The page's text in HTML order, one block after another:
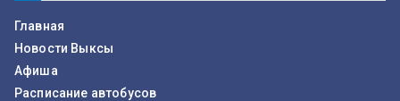
Главная
Новости Выксы
Афиша
Расписание автобусов